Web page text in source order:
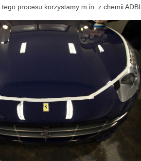
procesu korzystamy m.in. z chemii ADBL.